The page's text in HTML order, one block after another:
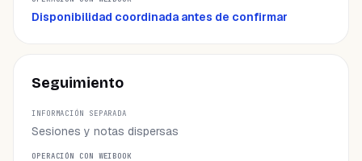
Disponibilidad coordinada antes de confirmar
Seguimiento
Sesiones y notas dispersas